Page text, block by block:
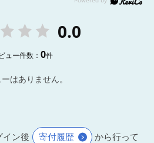
0.0
ュー件数：0件
はありません。
イン後 寄付履歴
から行って